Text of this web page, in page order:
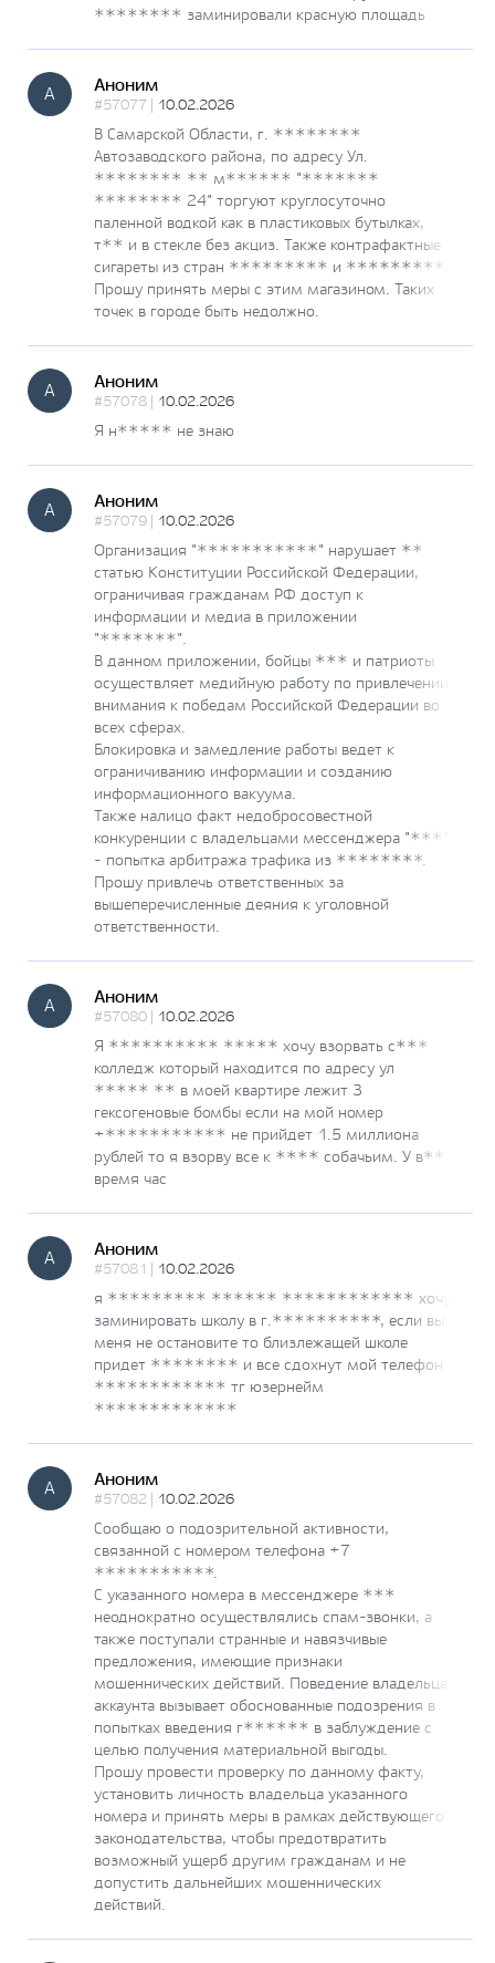
******** заминировали красную площадь
А Аноним
#57077 | 10.02.2026
В Самарской Области, г. ********
Автозаводского района, по адресу Ул.
******** ** м****** "*******
******** 24" торгуют круглосуточно
паленной водкой как в пластиковых бутылках,
т** и в стекле без акциз. Также контрафактные
сигареты из стран ********* и *********.
Прошу принять меры с этим магазином. Таких
точек в городе быть недолжно.
А Аноним
#57078 | 10.02.2026
Я н***** не знаю
А Аноним
#57079 | 10.02.2026
Организация "***********" нарушает **
статью Конституции Российской Федерации,
ограничивая гражданам РФ доступ к
информации и медиа в приложении
"*******".
В данном приложении, бойцы *** и патриоты
осуществляет медийную работу по привлечении
внимания к победам Российской Федерации во
всех сферах.
Блокировка и замедление работы ведет к
ограничиванию информации и созданию
информационного вакуума.
Также налицо факт недобросовестной
конкуренции с владельцами мессенджера "***"
- попытка арбитража трафика из ********.
Прошу привлечь ответственных за
вышеперечисленные деяния к уголовной
ответственности.
А Аноним
#57080 | 10.02.2026
Я ********** ***** хочу взорвать с***
колледж который находится по адресу ул
***** ** в моей квартире лежит 3
гексогеновые бомбы если на мой номер
+*********** не прийдет 1.5 миллиона
рублей то я взорву все к **** собачьим. У в**
время час
А Аноним
#57081 | 10.02.2026
я ********* ****** ************ хочу
заминировать школу в г.**********, если вы
меня не остановите то близлежащей школе
придет ******** и все сдохнут мой телефон
************ тг юзернейм
*************
А Аноним
#57082 | 10.02.2026
Сообщаю о подозрительной активности,
связанной с номером телефона +7
***********.
С указанного номера в мессенджере ***
неоднократно осуществлялись спам-звонки, а
также поступали странные и навязчивые
предложения, имеющие признаки
мошеннических действий. Поведение владельца
аккаунта вызывает обоснованные подозрения в
попытках введения г****** в заблуждение с
целью получения материальной выгоды.
Прошу провести проверку по данному факту,
установить личность владельца указанного
номера и принять меры в рамках действующего
законодательства, чтобы предотвратить
возможный ущерб другим гражданам и не
допустить дальнейших мошеннических
действий.